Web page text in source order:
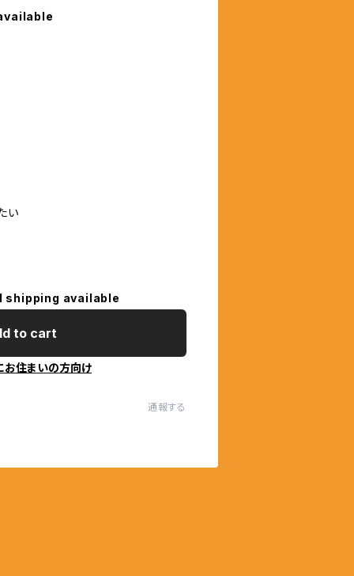
い
shipping available
to cart
お住まいの方向け
通報する